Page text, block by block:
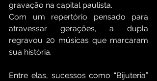
gravação na capital paulista.
Com um repertório pensado para
atravessar gerações, a dupla
regravou 20 músicas que marcaram
sua história.
Entre elas, sucessos como “Bijuteria”